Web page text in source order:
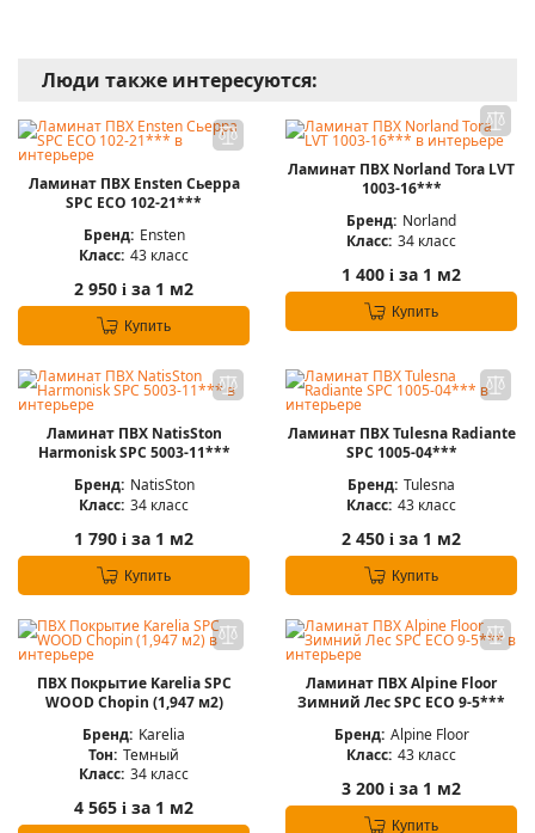
Люди также интересуются:
Ламинат ПВХ Ensten Сьерра
SPC ECO 102-21***
Бренд: Ensten
Класс: 43 класс
2 950 i за 1 м2
Купить
Ламинат ПВХ Norland Tora LVT
1003-16***
Бренд: Norland
Класс: 34 класс
1 400 i за 1 м2
Купить
Ламинат ПВХ NatisSton
Harmonisk SPC 5003-11***
Бренд: NatisSton
Класс: 34 класс
1 790 i за 1 м2
Купить
Ламинат ПВХ Tulesna Radiante
SPC 1005-04***
Бренд: Tulesna
Класс: 43 класс
2 450 i за 1 м2
Купить
ПВХ Покрытие Karelia SPC
WOOD Chopin (1,947 м2)
Бренд: Karelia
Тон: Темный
Класс: 34 класс
4 565 i за 1 м2
Ламинат ПВХ Alpine Floor
Зимний Лес SPC ЕСО 9-5***
Бренд: Alpine Floor
Класс: 43 класс
3 200 i за 1 м2
Купить